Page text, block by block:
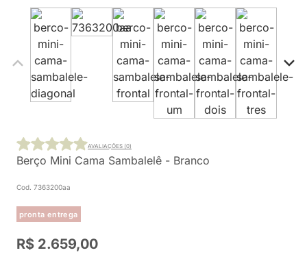
Berço Mini Cama Sambalelê - Branco
Cod. 7363200aa
pronta entrega
AVALIAÇÕES (0)
R$ 2.659,00